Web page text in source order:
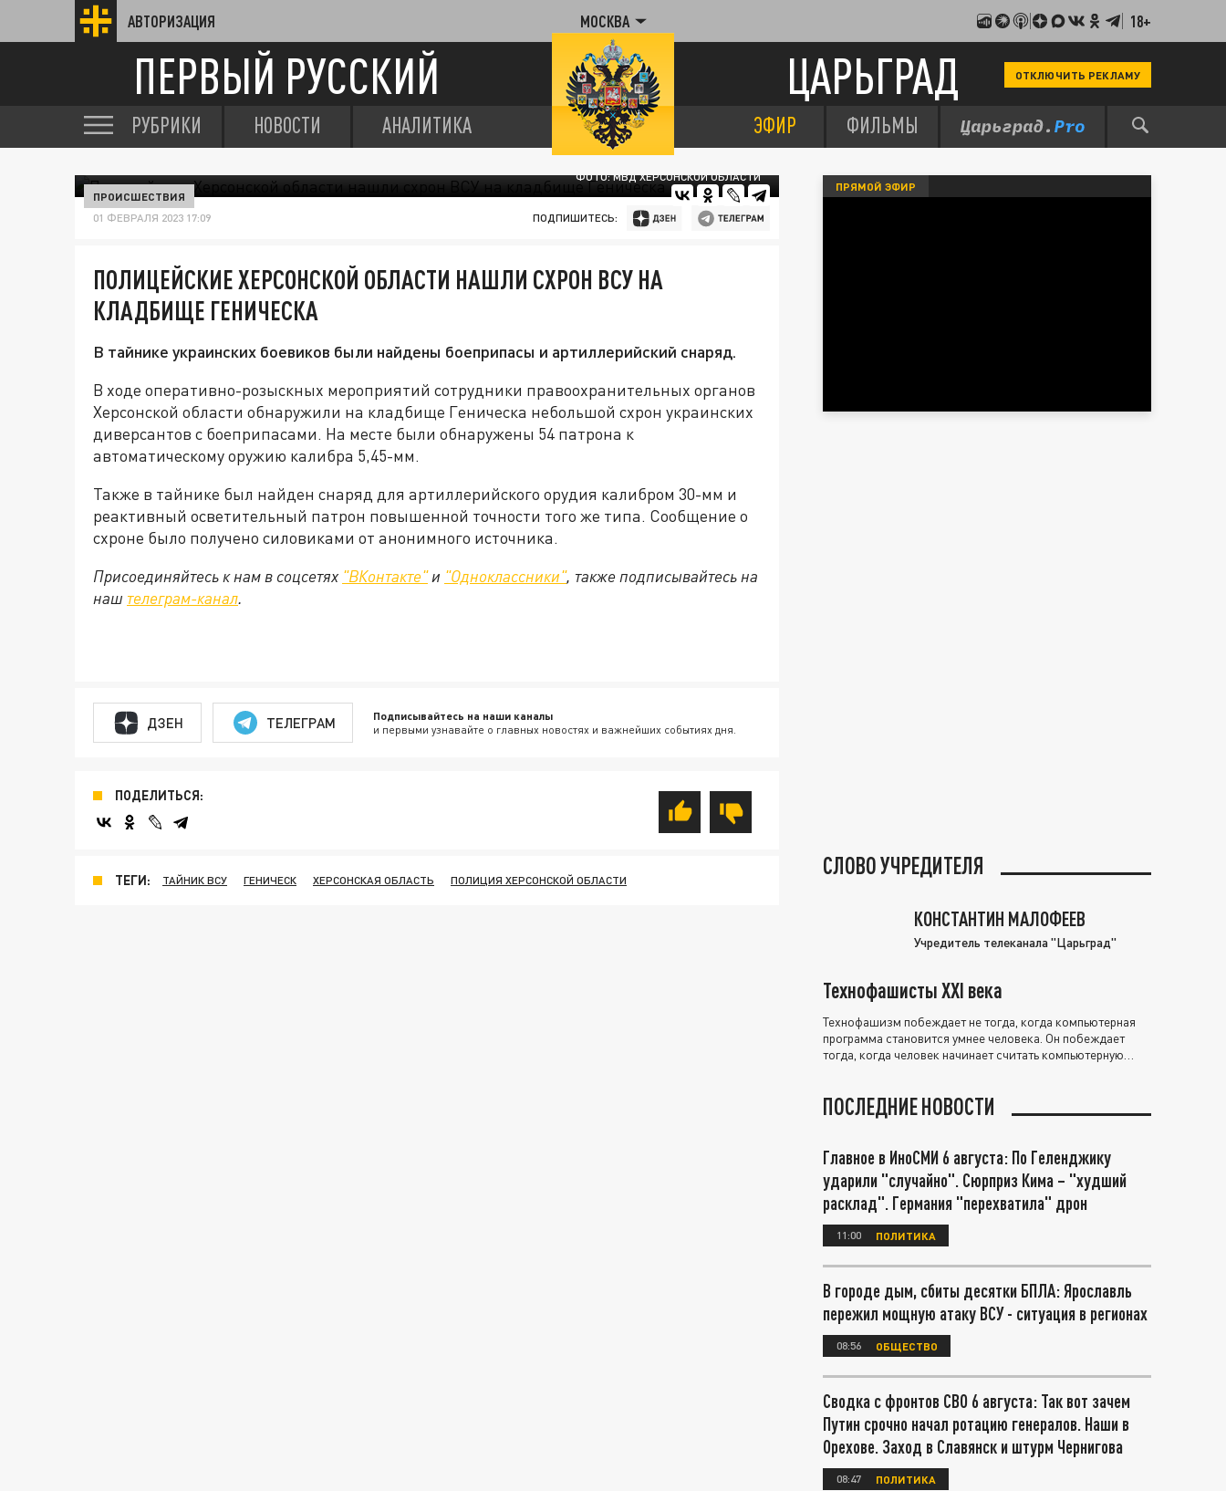
АВТОРИЗАЦИЯ МОСКВА 18+
ПЕРВЫЙ РУССКИЙ ЦАРЬГРАД ОТКЛЮЧИТЬ РЕКЛАМУ
РУБРИКИ НОВОСТИ АНАЛИТИКА ЭФИР ФИЛЬМЫ
ФОТО: МВД ХЕРСОНСКОЙ ОБЛАСТИ
ПРОИСШЕСТВИЯ
01 ФЕВРАЛЯ 2023 17:09 ПОДПИШИТЕСЬ:
ПОЛИЦЕЙСКИЕ ХЕРСОНСКОЙ ОБЛАСТИ НАШЛИ СХРОН ВСУ НА
КЛАДБИЩЕ ГЕНИЧЕСКА
В тайнике украинских боевиков были найдены боеприпасы и артиллерийский снаряд.
В ходе оперативно-розыскных мероприятий сотрудники правоохранительных органов
Херсонской области обнаружили на кладбище Геническа небольшой схрон украинских
диверсантов с боеприпасами. На месте были обнаружены 54 патрона к
автоматическому оружию калибра 5,45-мм.
Также в тайнике был найден снаряд для артиллерийского орудия калибром 30-мм и
реактивный осветительный патрон повышенной точности того же типа. Сообщение о
схроне было получено силовиками от анонимного источника.
Присоединяйтесь к нам в соцсетях "ВКонтакте"и "Одноклассники", также подписывайтесь на
наш телеграм-канал.
ДЗЕН ТЕЛЕГРАМ Подписывайтесь на наши каналы
и первыми узнавайте о главных новостях и важнейших событиях дня.
ПОДЕЛИТЬСЯ:
ТЕГИ: ТАЙНИК ВСУ ГЕНИЧЕСК ХЕРСОНСКАЯ ОБЛАСТЬ ПОЛИЦИЯ ХЕРСОНСКОЙ ОБЛАСТИ
ПРЯМОЙ ЭФИР
СЛОВО УЧРЕДИТЕЛЯ
КОНСТАНТИН МАЛОФЕЕВ
Учредитель телеканала "Царьград"
Технофашисты XXI века
Технофашизм побеждает не тогда, когда компьютерная
программа становится умнее человека. Он побеждает
тогда, когда человек начинает считать компьютерную
ПОСЛЕДНИЕ НОВОСТИ
Главное в ИноСМИ 6 августа: По Геленджику
ударили "случайно". Сюрприз Кима – "худший
расклад". Германия "перехватила" дрон
11:00 ПОЛИТИКА
В городе дым, сбиты десятки БПЛА: Ярославль
пережил мощную атаку ВСУ - ситуация в регионах
08:56 ОБЩЕСТВО
Сводка с фронтов СВО 6 августа: Так вот зачем
Путин срочно начал ротацию генералов. Наши в
Орехове. Заход в Славянск и штурм Чернигова
08:47 ПОЛИТИКА